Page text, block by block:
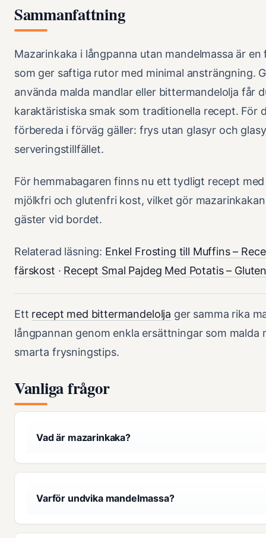
Sammanfattning
Mazarinkaka i långpanna utan mandelmassa är
som ger saftiga rutor med minimal ansträngning.
använda malda mandlar eller bittermandelolja får
karaktäristiska smak som traditionella recept. För
förbereda i förväg gäller: frys utan glasyr och
serveringstillfället.
För hemmabagaren finns nu ett tydligt recept
mjölkfri och glutenfri kost, vilket gör
gäster vid bordet.
Relaterad läsning: Enkel Frosting till Muffins –
färskost · Recept Smal Pajdeg Med Potatis –
Ett recept med bittermandelolja ger samma rika
långpannan genom enkla ersättningar som malda
smarta frysningstips.
Vanliga frågor
Vad är mazarinkaka?
Varför undvika mandelmassa?